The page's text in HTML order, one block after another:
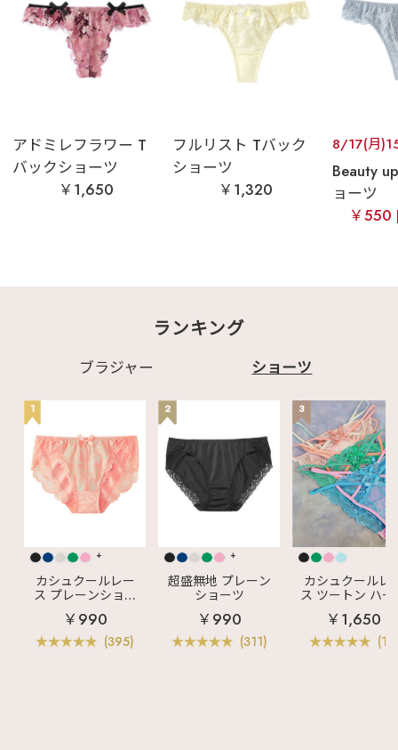
アドミレフラワー T
バックショーツ
￥1,650
フルリスト Tバック
ショーツ
￥1,320
8/17(月
Beauty
ョーツ
￥550
ランキング
ブラジャー ショーツ
1
+
カシュクールレー
ス プレーンショー
ツ
￥990
(395)
2
+
超盛無地 プレーン
ショーツ
￥990
(311)
3
カシュクールレ
ス ツートン ハー
バックショーツ
￥1,650
(11)